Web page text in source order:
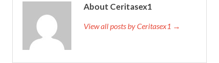
About Ceritasex1
View all posts by Ceritasex1 →